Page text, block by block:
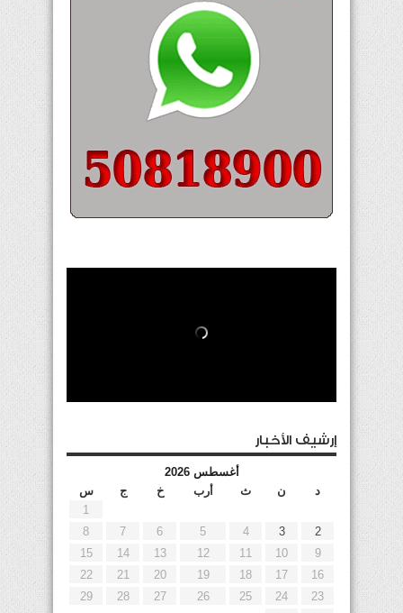
إرشيف الأخبار
أغسطس 2026
د
ن ث أرب خ ج
س
1
2
3
4
5
6
7
8
9
10
11
12
13
14
15
16
17
18
19
20
21
22
23
24
25
26
27
28
29